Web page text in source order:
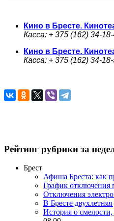
Кино в Бресте.
Касса: + 375 (162) 34-
Кино в Бресте.
Касса: + 375 (162) 34-
Рейтинг рубрики за
Брест
Афиша Бреста: как
График отключения
Отключения
В Бресте
История о